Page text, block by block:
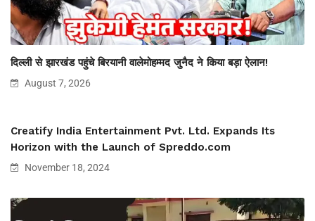
दिल्ली से झारखंड पहुंचे बिरयानी वालेमोहम्मद जुनैद ने किया बड़ा ऐलान!
August 7, 2026
Creatify India Entertainment Pvt. Ltd. Expands Its
Horizon with the Launch of Spreddo.com
November 18, 2024